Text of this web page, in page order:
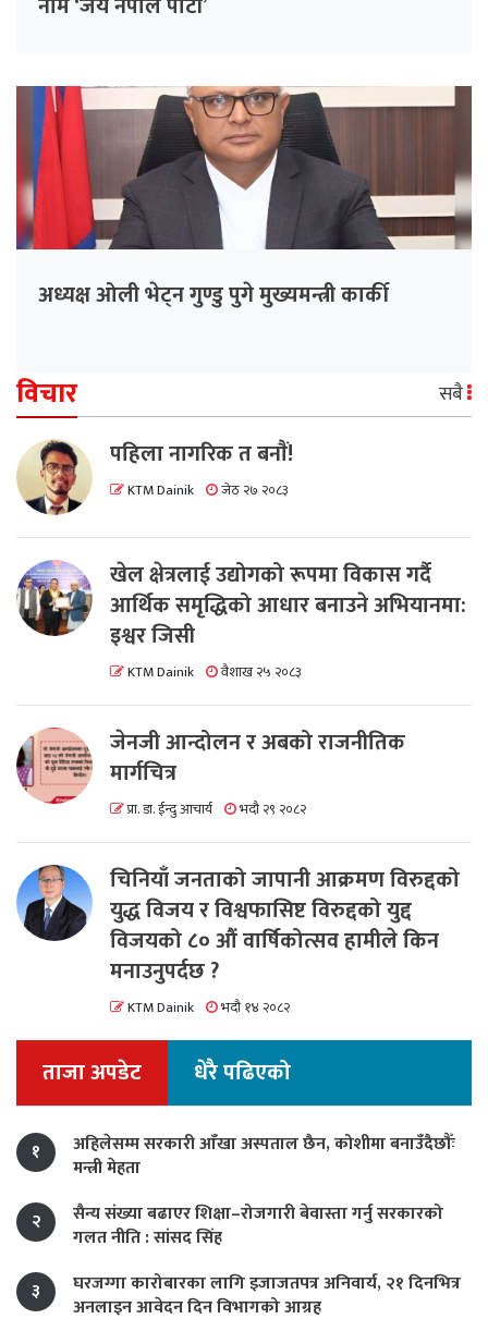
अध्यक्ष ओली भेट्न गुण्डु पुगे मुख्यमन्त्री कार्की
विचार सबै
पहिला नागरिक त बनाैं!
KTM Dainik जेठ २७ २०८३
खेल क्षेत्रलाई उद्योगको रूपमा विकास गर्दै
आर्थिक समृद्धिको आधार बनाउने अभियानमा:
इश्वर जिसी
KTM Dainik वैशाख २५ २०८३
जेनजी आन्दोलन र अबको राजनीतिक
मार्गचित्र
प्रा. डा. ईन्दु आचार्य भदौ २९ २०८२
चिनियाँ जनताको जापानी आक्रमण विरुद्दको
युद्ध विजय र विश्वफासिष्ट विरुद्दको युद्द
विजयको ८० औं वार्षिकोत्सव हामीले किन
मनाउनुपर्दछ ?
KTM Dainik भदौ १४ २०८२
ताजा अपडेट धेरै पढिएको
१
अहिलेसम्म सरकारी आँखा अस्पताल छैन, कोशीमा बनाउँदैछौँः
मन्त्री मेहता
२
सैन्य संख्या बढाएर शिक्षा–रोजगारी बेवास्ता गर्नु सरकारको
गलत नीति : सांसद सिंह
३
घरजग्गा कारोबारका लागि इजाजतपत्र अनिवार्य, २१ दिनभित्र
अनलाइन आवेदन दिन विभागको आग्रह